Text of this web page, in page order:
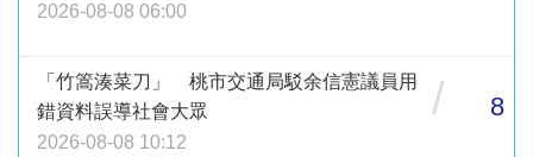
2026-08-08 06:00
「竹篙湊菜刀」 桃市交通局駁余信憲議員用
錯資料誤導社會大眾
2026-08-08 10:12
/ 8